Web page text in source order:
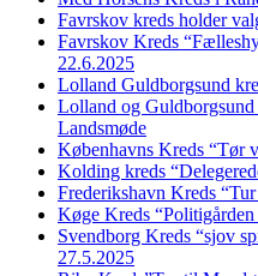
Favrskov kreds holder
Favrskov Kreds
22.6.2025
Lolland Guldborgsund
Lolland og
Landsmøde
Københavns Kreds “Tør
Kolding kreds
Frederikshavn Kreds
Køge Kreds
Svendborg Kreds “sjov
27.5.2025